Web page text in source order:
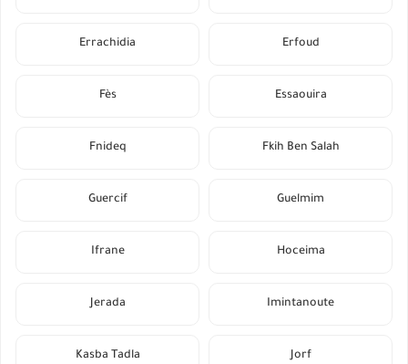
Erfoud
Errachidia
Essaouira
Fès
Fkih Ben Salah
Fnideq
Guelmim
Guercif
Hoceima
Ifrane
Imintanoute
Jerada
Jorf
Kasba Tadla